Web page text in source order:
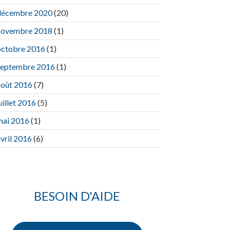
2020(20)
2018 (1)
2016(1)
2016(1)
2016(7)
2016(5)
2016(1)
2016(6)
BESOIN D'AIDE